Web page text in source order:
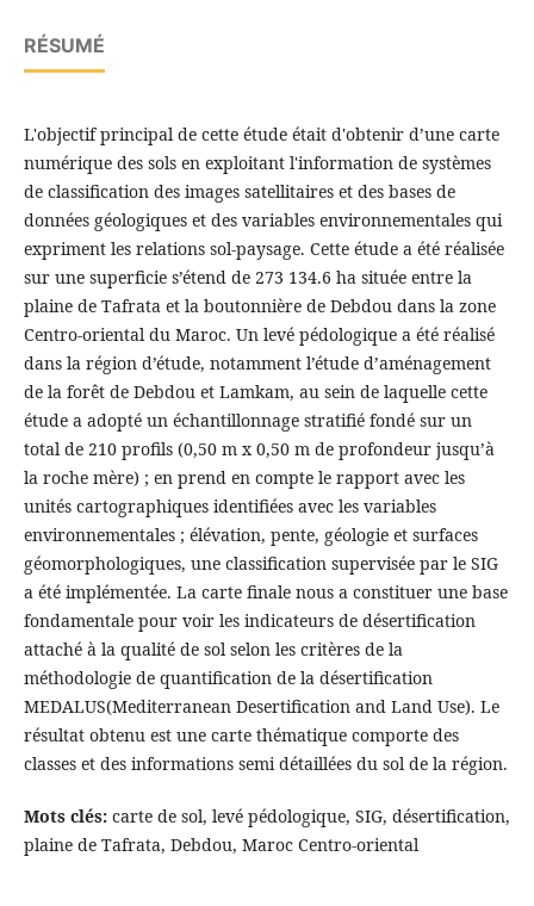
RÉSUMÉ
L'objectif principal de cette étude était d'obtenir d’une carte
numérique des sols en exploitant l'information de systèmes
de classification des images satellitaires et des bases de
données géologiques et des variables environnementales qui
expriment les relations sol-paysage. Cette étude a été réalisée
sur une superficie s’étend de 273 134.6 ha située entre la
plaine de Tafrata et la boutonnière de Debdou dans la zone
Centro-oriental du Maroc. Un levé pédologique a été réalisé
dans la région d’étude, notamment l’étude d’aménagement
de la forêt de Debdou et Lamkam, au sein de laquelle cette
étude a adopté un échantillonnage stratifié fondé sur un
total de 210 profils (0,50 m x 0,50 m de profondeur jusqu’à
la roche mère) ; en prend en compte le rapport avec les
unités cartographiques identifiées avec les variables
environnementales ; élévation, pente, géologie et surfaces
géomorphologiques, une classification supervisée par le SIG
a été implémentée. La carte finale nous a constituer une base
fondamentale pour voir les indicateurs de désertification
attaché à la qualité de sol selon les critères de la
méthodologie de quantification de la désertification
MEDALUS(Mediterranean Desertification and Land Use). Le
résultat obtenu est une carte thématique comporte des
classes et des informations semi détaillées du sol de la région.
Mots clés:carte de sol, levé pédologique, SIG, désertification,
plaine de Tafrata, Debdou, Maroc Centro-oriental